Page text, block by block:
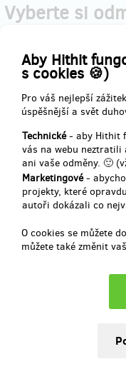
Aby Hithit
s cookies 🍪)
Pro váš nejlepší
úspěšnější a svět
Technické- aby Hithit
vás na webu neztratili
ani vaše odměny. 🙂
Marketingové-
projekty, které
autoři dokázali co
O cookies se můžete
můžete také změnit
Vyberte si
Podpora projektu
Každá koruna se hodí! I
k úspěšné realizaci. Jako
s notovým přepisem
Doručení odměny:
Poštovné do
Vybrali jste si alespoň